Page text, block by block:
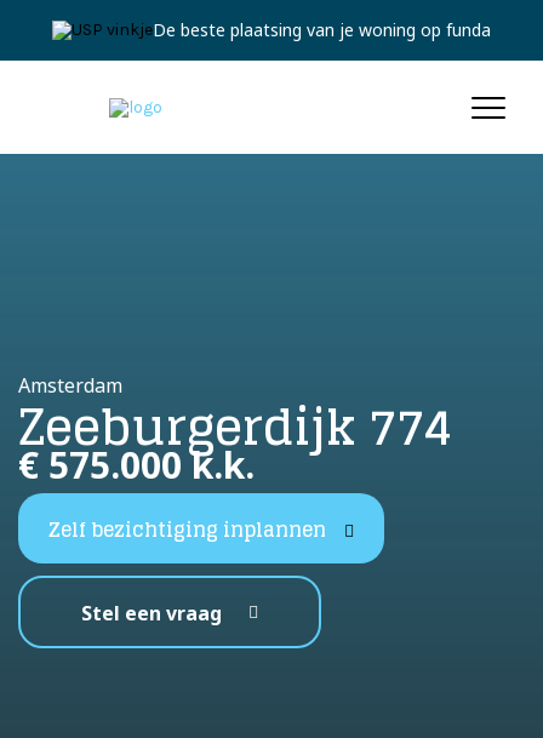
Jouw persoonlijke expert
Amsterdam
Zeeburgerdijk 774
€ 575.000 k.k.
Zelf bezichtiging inplannen
Stel een vraag